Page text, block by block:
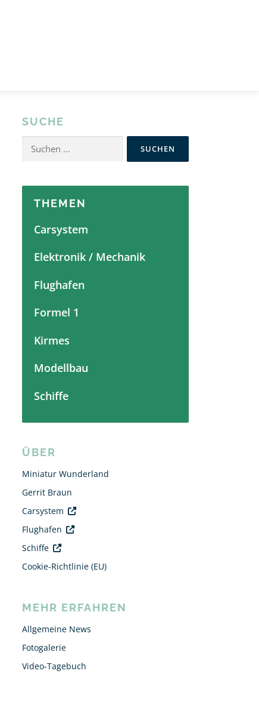
SUCHE
Suchen
nach:
THEMEN
Carsystem
Elektronik / Mechanik
Flughafen
Formel 1
Kirmes
Modellbau
Schiffe
ÜBER
Miniatur Wunderland
Gerrit Braun
Carsystem
Flughafen
Schiffe
Cookie-Richtlinie (EU)
MEHR ERFAHREN
Allgemeine News
Fotogalerie
Video-Tagebuch